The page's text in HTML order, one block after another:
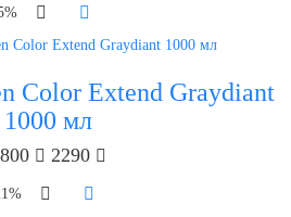
Color Extend Graydiant
1000 мл
2290